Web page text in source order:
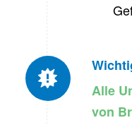
Alle
von